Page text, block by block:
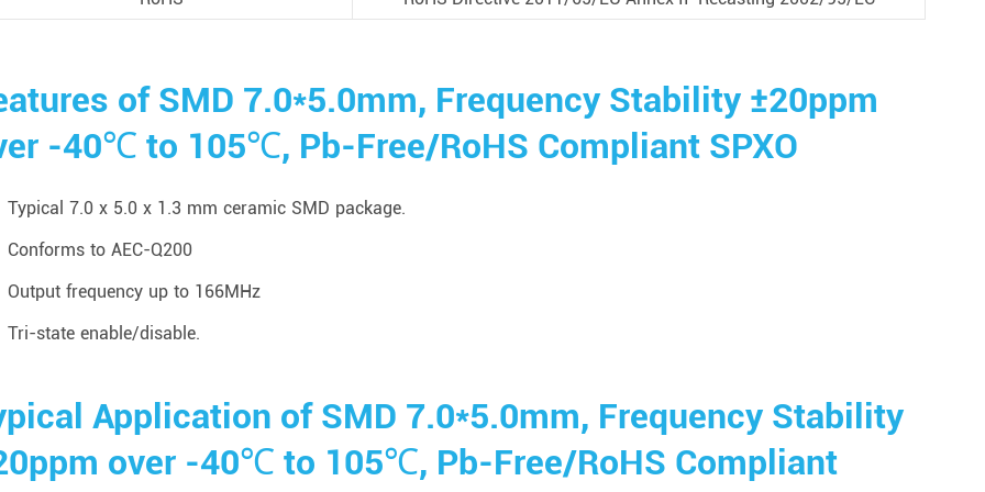
of SMD 7.0*5.0mm, Frequency Stability ±20ppm
-40℃ to 105℃, Pb-Free/RoHS Compliant SPXO
Typical 7.0 x 5.0 x 1.3 mm ceramic SMD package.
Conforms to AEC-Q200
Output frequency up to 166MHz
Tri-state enable/disable.
Application of SMD 7.0*5.0mm, Frequency Stability
over -40℃ to 105℃, Pb-Free/RoHS Compliant